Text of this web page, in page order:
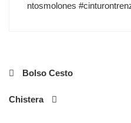
ntosmolones #
Navegación
de
Bolso Cesto
Chistera